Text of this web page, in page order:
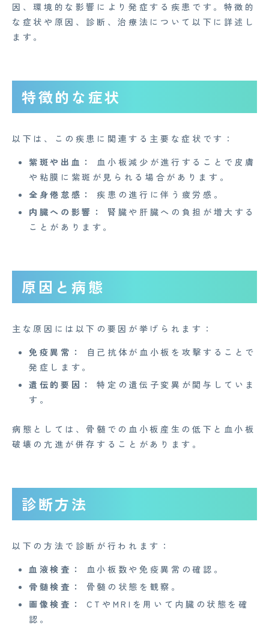
因、環境的な影響により発症する疾患です。特徴的
な症状や原因、診断、治療法について以下に詳述し
ます。
特徴的な症状
以下は、この疾患に関連する主要な症状です：
紫斑や出血：
血小板減少が進行することで皮膚
や粘膜に紫斑が見られる場合があります。
全身倦怠感：
疾患の進行に伴う疲労感。
内臓への影響：
腎臓や肝臓への負担が増大する
ことがあります。
原因と病態
主な原因には以下の要因が挙げられます：
免疫異常：
自己抗体が血小板を攻撃することで
発症します。
遺伝的要因：
特定の遺伝子変異が関与していま
す。
病態としては、骨髄での血小板産生の低下と血小板
破壊の亢進が併存することがあります。
診断方法
以下の方法で診断が行われます：
血液検査：
血小板数や免疫異常の確認。
骨髄検査：
骨髄の状態を観察。
画像検査：
CTやMRIを用いて内臓の状態を確
認。
CONTACT
企業概要
Medi Face Journal
お知らせ
Mente for Biz [メンテ]
Z産業医事務所
キャリア・インターン